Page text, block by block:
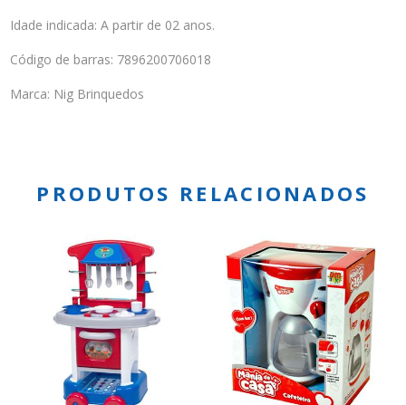
Idade indicada: A partir de 02 anos.
Código de barras: 7896200706018
Marca: Nig Brinquedos
PRODUTOS RELACIONADOS